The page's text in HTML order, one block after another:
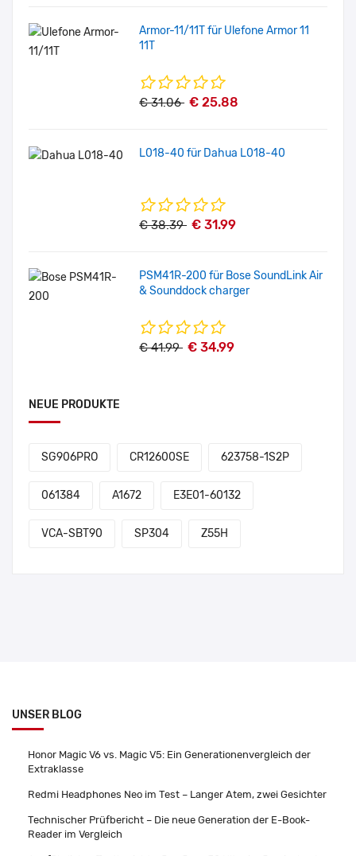
Armor-11/11T für Ulefone Armor 11
11T
€ 31.06 € 25.88
L018-40 für Dahua L018-40
€ 38.39 € 31.99
PSM41R-200 für Bose SoundLink Air
& Sounddock charger
€ 41.99 € 34.99
NEUE PRODUKTE
SG906PRO CR12600SE 623758-1S2P
061384 A1672 E3E01-60132
VCA-SBT90 SP304 Z55H
UNSER BLOG
Honor Magic V6 vs. Magic V5: Ein Generationenvergleich der
Extraklasse
Redmi Headphones Neo im Test – Langer Atem, zwei Gesichter
Technischer Prüfbericht – Die neue Generation der E-Book-
Reader im Vergleich